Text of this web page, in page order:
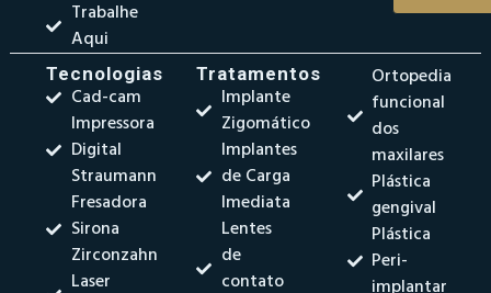
Trabalhe
Aqui
Tecnologias
Cad-cam
Impressora
Digital
Straumann
Fresadora
Sirona
Zirconzahn
Laser
Tratamentos
Implante
Zigomático
Implantes
de Carga
Imediata
Lentes
de
contato
Ortopedia
funcional
dos
maxilares
Plástica
gengival
Plástica
Peri-